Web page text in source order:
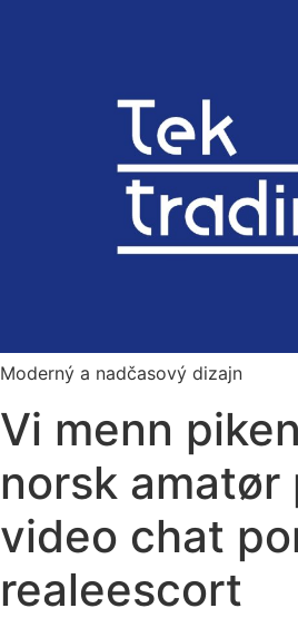
Moderný a nadčasový dizajn
Vi menn
norsk amatør
video chat
realeescort